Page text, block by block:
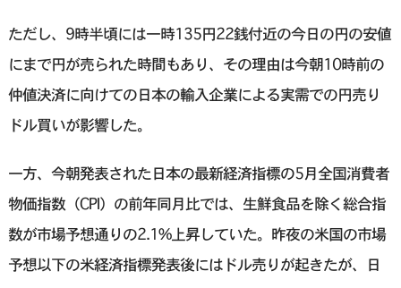
ただし、9時半頃には一時135円22銭付近の今日の円の安値
にまで円が売られた時間もあり、その理由は今朝10時前の
仲値決済に向けての日本の輸入企業による実需での円売り
ドル買いが影響した。
一方、今朝発表された日本の最新経済指標の5月全国消費者
物価指数（CPI）の前年同月比では、生鮮食品を除く総合指
数が市場予想通りの2.1%上昇していた。昨夜の米国の市場
予想以下の米経済指標発表後にはドル売りが起きたが、日